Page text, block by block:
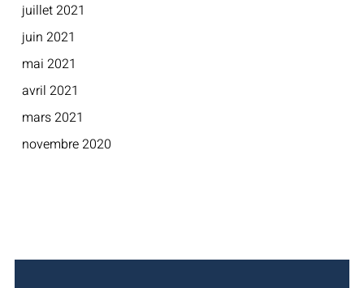
juillet 2021
juin 2021
mai 2021
avril 2021
mars 2021
novembre 2020